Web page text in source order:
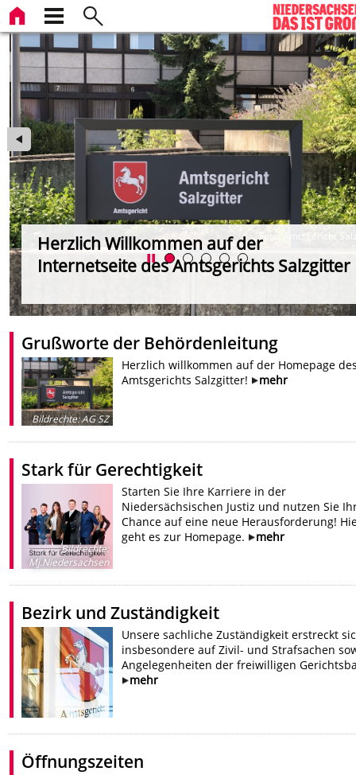
Herzlich Willkommen auf der
Internetseite des Amtsgerichts Salzgitter
Foto: Amtsgericht
Grußworte der Behördenleitung
Bildrechte:AG SZ
Herzlich willkommen auf der Homepage
Amtsgerichts Salzgitter!
mehr
Stark für Gerechtigkeit
Bildrechte:
Mj.Niedersachsen
Starten Sie Ihre Karriere in der
Niedersächsischen Justiz und nutzen Sie
Chance auf eine neue Herausforderung!
geht es zur Homepage.
mehr
Bezirk und Zuständigkeit
Unsere sachliche Zuständigkeit erstreckt
insbesondere auf Zivil- und Strafsachen
Angelegenheiten der freiwilligen
mehr
Öffnungszeiten